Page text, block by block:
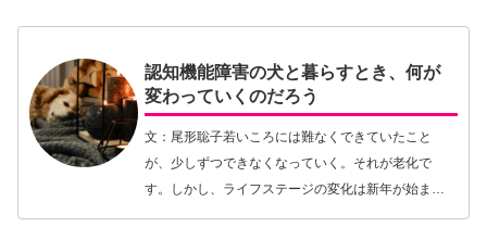
る…【続きを読む】
認知機能障害の犬と暮らすとき、何が
変わっていくのだろう
文：尾形聡子若いころには難なくできていたこと
が、少しずつできなくなっていく。それが老化で
す。しかし、ライフステージの変化は新年が始まる